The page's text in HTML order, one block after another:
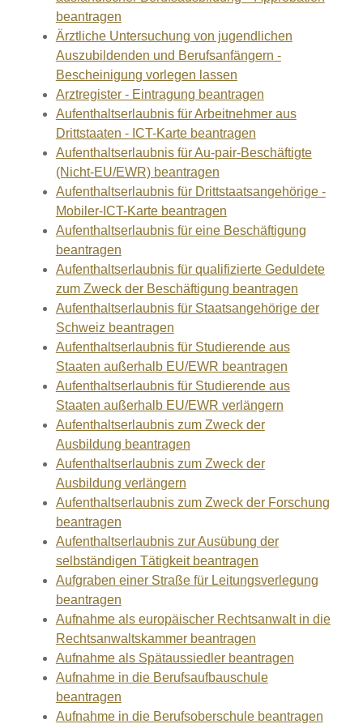
beantragen
Ärztliche Untersuchung von jugendlichen
Auszubildenden und Berufsanfängern -
Bescheinigung vorlegen lassen
Arztregister - Eintragung beantragen
Aufenthaltserlaubnis für Arbeitnehmer aus
Drittstaaten - ICT-Karte beantragen
Aufenthaltserlaubnis für Au-pair-Beschäftigte
(Nicht-EU/EWR) beantragen
Aufenthaltserlaubnis für Drittstaatsangehörige -
Mobiler-ICT-Karte beantragen
Aufenthaltserlaubnis für eine Beschäftigung
beantragen
Aufenthaltserlaubnis für qualifizierte Geduldete
zum Zweck der Beschäftigung beantragen
Aufenthaltserlaubnis für Staatsangehörige der
Schweiz beantragen
Aufenthaltserlaubnis für Studierende aus
Staaten außerhalb EU/EWR beantragen
Aufenthaltserlaubnis für Studierende aus
Staaten außerhalb EU/EWR verlängern
Aufenthaltserlaubnis zum Zweck der
Ausbildung beantragen
Aufenthaltserlaubnis zum Zweck der
Ausbildung verlängern
Aufenthaltserlaubnis zum Zweck der Forschung
beantragen
Aufenthaltserlaubnis zur Ausübung der
selbständigen Tätigkeit beantragen
Aufgraben einer Straße für Leitungsverlegung
beantragen
Aufnahme als europäischer Rechtsanwalt in die
Rechtsanwaltskammer beantragen
Aufnahme als Spätaussiedler beantragen
Aufnahme in die Berufsaufbauschule
beantragen
Aufnahme in die Berufsoberschule beantragen